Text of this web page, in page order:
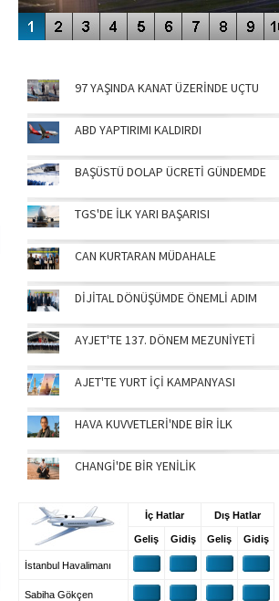
97 YAŞINDA KANAT ÜZERİNDE UÇTU
ABD YAPTIRIMI KALDIRDI
BAŞÜSTÜ DOLAP ÜCRETİ GÜNDEMDE
TGS'DE İLK YARI BAŞARISI
CAN KURTARAN MÜDAHALE
DİJİTAL DÖNÜŞÜMDE ÖNEMLİ ADIM
AYJET'TE 137. DÖNEM MEZUNİYETİ
AJET'TE YURT İÇİ KAMPANYASI
HAVA KUVVETLERİ'NDE BİR İLK
CHANGİ'DE BİR YENİLİK
İç Hatlar Dış Hatlar
Geliş Gidiş Geliş Gidiş
İstanbul Havalimanı
Sabiha Gökçen